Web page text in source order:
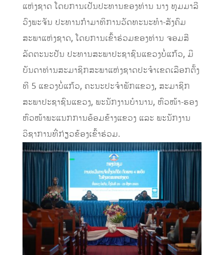
ແຫ່ງຊາດ ໂດຍການເປັນປະທານຂອງທ່ານ ນາງ ທຸມມາລີ
ວົງພະຈັນ ປະທານກຳມາທິການວັດທະນະທຳ-ສັງຄົມ
ສະພາແຫ່ງຊາດ, ໂດຍການເຂົ້າຮ່ວມຂອງທ່ານ ຈອມສີ
ລັດຕະນະປັນ ປະທານສະພາປະຊາຊົນແຂວງບໍ່ແກ້ວ, ມີ
ບັນດາທ່ານສະມາຊິກສະພາແຫ່ງຊາດປະຈຳເຂດເລືອກຕັ້ງ
ທີ 5 ແຂວງບໍ່ແກ້ວ, ຄະນະປະຈຳພັກແຂວງ, ສະມາຊິກ
ສະພາປະຊາຊົນແຂວງ, ພະນັກງານບຳນານ, ຫົວໜ້າ-ຮອງ
ຫົວໜ້າພະແນກການອ້ອມຂ້າງແຂວງ ແລະ ພະນັກງານ
ວິຊາການທີ່ກ່ຽວຂ້ອງເຂົ້າຮ່ວມ.